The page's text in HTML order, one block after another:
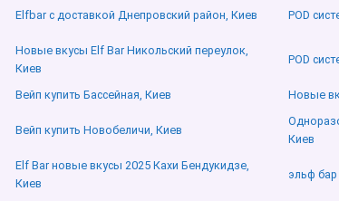
Elfbar с доставкой Днепровский район, Киев POD
Новые вкусы Elf Bar Никольский переулок,
Киев
POD
Вейп купить Бассейная, Киев Новые
Вейп купить Новобеличи, Киев
Киев
Elf Bar новые вкусы 2025 Кахи Бендукидзе,
Киев
эльф